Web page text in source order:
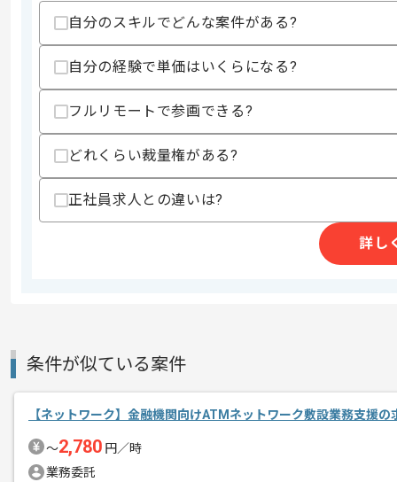
その他募集要項
商談回数
1回
募集人数
1人
作業開始日
エージェントからのコ
リモートワーク：立ち上がり2~3ヶ月
※立ち上がり期間やリモート頻度は習
レバテックでの実績がある企業の案件
ご経験と実績に応じてスライド案件の
新しいアイディアや技術を積極的に導入
自分のスキルでどんな案件がある?
自分の経験で単価はいくらになる?
フルリモートで参画できる?
どれくらい裁量権がある?
正社員求人との違いは?
詳し
条件が似ている案件
【ネットワーク】金融機関向けATMネットワーク敷設業務支援の
〜2,780 円／時
業務委託